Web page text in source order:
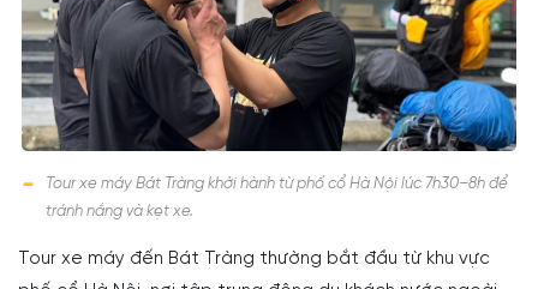
Tour xe máy Bát Tràng khởi hành từ phố cổ Hà Nội lúc 7h30–8h để
tránh nắng và kẹt xe.
Tour xe máy đến Bát Tràng thường bắt đầu từ khu vực